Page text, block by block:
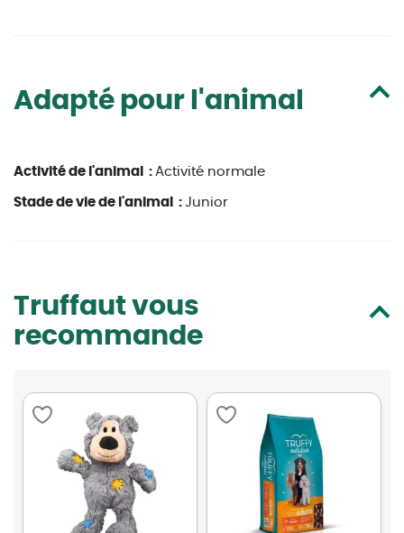
Adapté pour l'animal
Activité de l'animal : Activité normale
Stade de vie de l'animal : Junior
Truffaut vous
recommande